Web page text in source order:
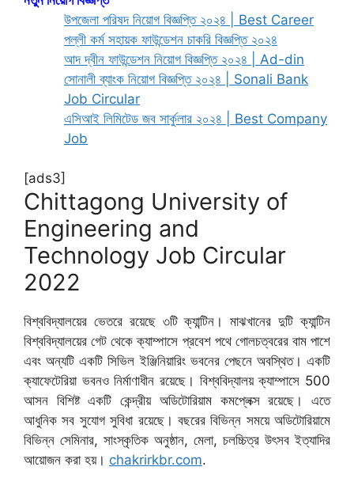
উপজেলা পরিষদ নিয়োগ বিজ্ঞপ্তি ২০২৪ | Best Career
পল্লী কর্ম সহায়ক ফাউন্ডেশন চাকরি বিজ্ঞপ্তি ২০২৪
আদ দ্বীন ফাউন্ডেশন নিয়োগ বিজ্ঞপ্তি ২০২৪ | Ad-din
সোনালী ব্যাংক নিয়োগ বিজ্ঞপ্তি ২০২৪ | Sonali Bank
Job Circular
এসিআই লিমিটেড জব সার্কুলার ২০২৪ | Best Company
Job
[ads3]
Chittagong University of
Engineering and
Technology Job Circular
2022
বিশ্ববিদ্যালয়ের ভেতরে রয়েছে ৩টি ক্যান্টিন। মাঝখানের দুটি ক্যান্টিন
বিশ্ববিদ্যালয়ের গেট থেকে ক্যাম্পাসে প্রবেশ পথে গোলচত্বরের বাম পাশে
এবং অন্যটি একটি সিভিল ইঞ্জিনিয়ারিং ভবনের পেছনে অবস্থিত। একটি
ক্যাফেটেরিয়া ভবনও নির্মাণাধীন রয়েছে। বিশ্ববিদ্যালয় ক্যাম্পাসে 500
আসন বিশিষ্ট একটি কেন্দ্রীয় অডিটোরিয়াম কমপ্লেক্স রয়েছে। এতে
আধুনিক সব সুযোগ সুবিধা রয়েছে। বছরের বিভিন্ন সময়ে অডিটোরিয়ামে
বিভিন্ন সেমিনার, সাংস্কৃতিক অনুষ্ঠান, মেলা, চলচ্চিত্র উৎসব ইত্যাদির
আয়োজন করা হয়। chakrirkbr.com.